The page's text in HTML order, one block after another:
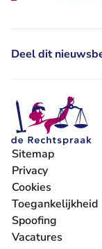
Deel dit
Sitemap
Privacy
Cookies
Toegankelijkheid
Spoofing
Vacatures
- U verlaat